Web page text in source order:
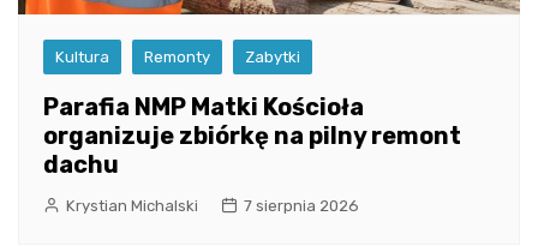
Kultura Remonty Zabytki
Parafia NMP Matki Kościoła
organizuje zbiórkę na pilny remont
dachu
Krystian Michalski 7 sierpnia 2026